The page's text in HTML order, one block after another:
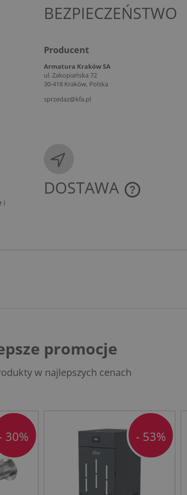
i
BEZPIECZEŃSTWO
Producent
Armatura Kraków SA
ul. Zakopiańska 72
30-418 Kraków, Polska
sprzedaz@kfa.pl
DOSTAWA
promocje
w najlepszych cenach
30% - 53%